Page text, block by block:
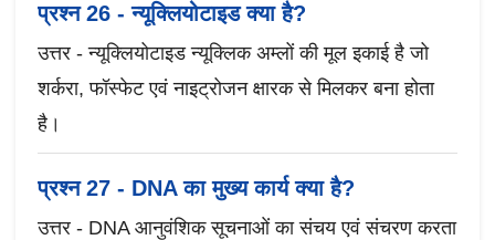
प्रश्न 26 - न्यूक्लियोटाइड क्या है?
उत्तर - न्यूक्लियोटाइड न्यूक्लिक अम्लों की मूल इकाई है जो
शर्करा, फॉस्फेट एवं नाइट्रोजन क्षारक से मिलकर बना होता
है।
प्रश्न 27 - DNA का मुख्य कार्य क्या है?
उत्तर - DNA आनुवंशिक सूचनाओं का संचय एवं संचरण करता